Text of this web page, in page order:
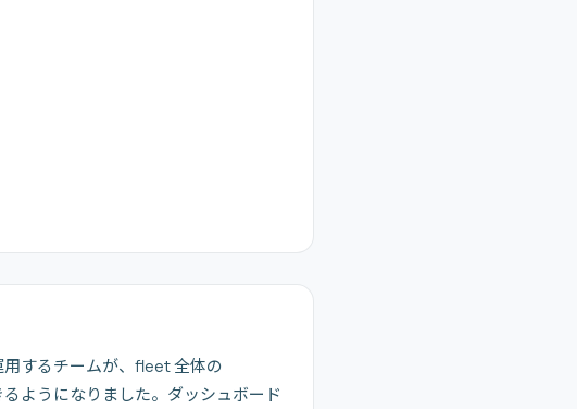
するチームが、fleet 全体の
ようになりました。ダッシュボード